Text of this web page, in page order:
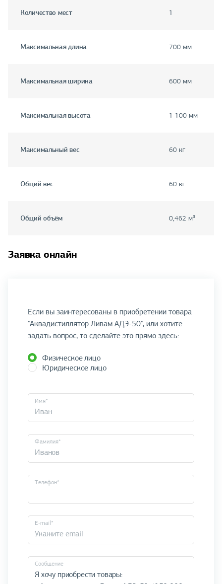
Количество мест 1
Максимальная длина 700 мм
Максимальная ширина 600 мм
Максимальная высота 1 100 мм
Максимальный вес 60 кг
Общий вес 60 кг
Общий объём 0,462 м³
Заявка онлайн
Если вы заинтересованы в приобретении товара
"Аквадистиллятор Ливам АДЭ-50", или хотите
задать вопрос, то сделайте это прямо здесь:
Физическое лицо
Юридическое лицо
Имя*
Фамилия*
Телефон*
E-mail*
Cообщение